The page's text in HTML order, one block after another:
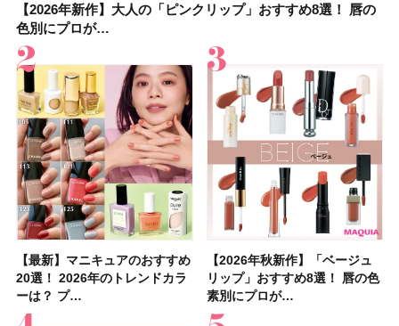
【2026年新作】大人の「ピンクリップ」おすすめ8選！ 唇の
色別にプロが…
【最新】マニキュアのおすすめ
20選！ 2026年のトレンドカラ
ーは？ プ…
【2026年秋新作】「ベージュ
リップ」おすすめ8選！ 唇の色
素別にプロが…
【上田竜也さんのマイベストコスメ５選】大人になって開眼
したからこそ愛が深…
【2026年夏】汗に強い日焼け
止めのおすすめ13選！ 汗で塗
膜が強化され…
【石井美保さん】おすすめの
「ブライトニング」11選！ ス
キンケアからサプ…
【2026年新作】大人の「ピンクリップ」おすすめ8選！ 唇の
色別にプロが…
【最新】マニキュアのおすすめ
20選！ 2026年のトレンドカラ
ーは？ プ…
【2026年秋新作】「ベージュ
リップ」おすすめ8選！ 唇の色
素別にプロが…
【2026夏】「香水・フレグランス」ランキングTOP5！＜美
容マニア・マ…
【デパコスのネイルオイル10
選】プレゼントにおすすめ！ケ
ア効果、ビジュ、…
【2026年】ボディ用日焼け止
めUVのおすすめ20選！ この夏
注目の人気…
【2026夏】「歯磨き粉・オーラルケア」ランキングTOP5！
＜美容マニア…
【石井美保さんのおすすめお菓
子＆お茶10選】手土産にもぴっ
たり
【板野友美さんの美活】「最
近、下の歯の矯正を再開したん
です」オーラルケア…
【2026年夏】40代におすすめの髪型30選！ 若く見える・手
入れが楽な…
【2026年夏】おすすめの髪型
36選！ショート・ボブ・ミディ
アム・ロング…
【2026年夏】小顔に見えるボ
ブの髪型37選！ レイヤー・切
りっぱなしな…
【鈴木えみさんの愛用品30選】コスメ・スキンケア・ヘアケ
アetc.お気に…
【読者プレゼント】羽の見えな
いハンディファン
「baramood」を3名様…
【2026年8月の一粒万倍日】お
すすめの開運コスメ＆美容アイ
テム10選！
【キャンメイク】売切続出！先行発売中の「クリアヴェール
セッティングパウダ…
【セザンヌ】8/7新色追加！
「ウォータリーティントリップ
」10モモピュ…
【限定】&be「リップカラーデ
ュオ 01 ピンクベージュ」レビ
ュー｜落ち…